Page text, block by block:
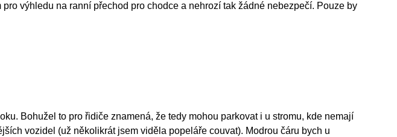
výhledu na ranní přechod pro chodce a nehrozí tak žádné nebezpečí. Pouze by
Bohužel to pro řidiče znamená, že tedy mohou parkovat i u stromu, kde nemají
vozidel (už několikrát jsem viděla popeláře couvat). Modrou čáru bych u